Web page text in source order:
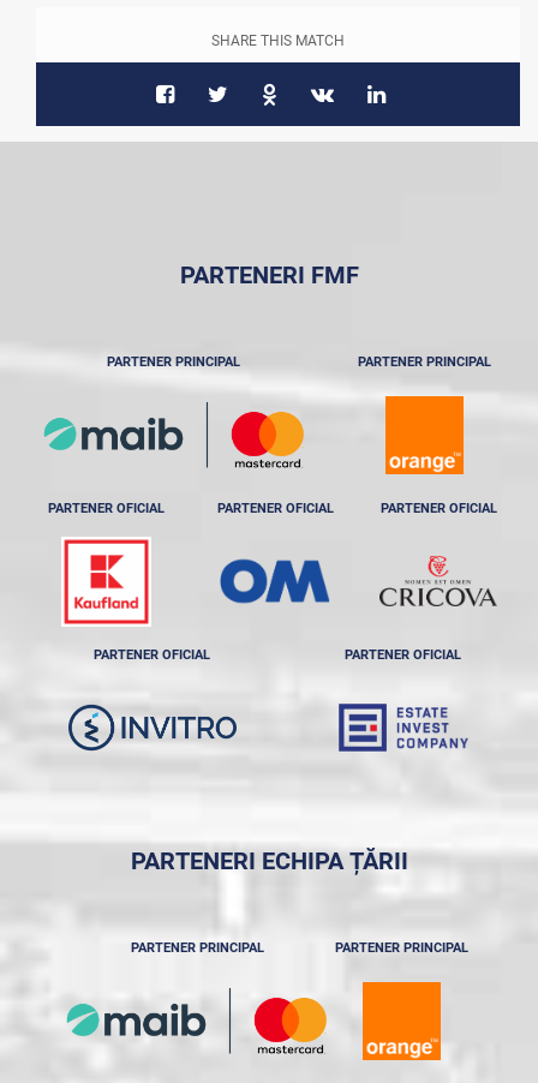
SHARE THIS MATCH
PARTENERI FMF
PARTENER PRINCIPAL PARTENER PRINCIPAL
PARTENER OFICIAL PARTENER OFICIAL PARTENER OFICIAL
PARTENER OFICIAL PARTENER OFICIAL
PARTENERI ECHIPA ȚĂRII
PARTENER PRINCIPAL PARTENER PRINCIPAL